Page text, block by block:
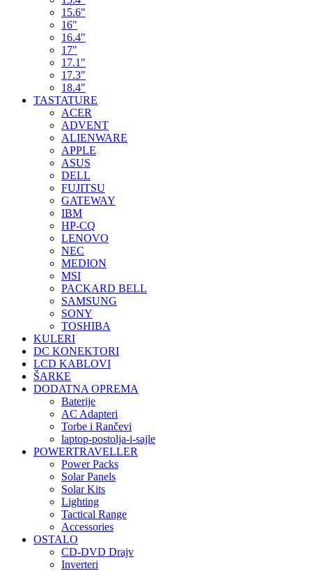
15.6"
16"
16.4"
17"
17.1"
17.3"
18.4"
TASTATURE
ACER
ADVENT
ALIENWARE
APPLE
ASUS
DELL
FUJITSU
GATEWAY
IBM
HP-CQ
LENOVO
NEC
MEDION
MSI
PACKARD BELL
SAMSUNG
SONY
TOSHIBA
KULERI
DC KONEKTORI
LCD KABLOVI
ŠARKE
DODATNA OPREMA
Baterije
AC Adapteri
Torbe i Rančevi
laptop-postolja-i-sajle
POWERTRAVELLER
Power Packs
Solar Panels
Solar Kits
Lighting
Tactical Range
Accessories
OSTALO
CD-DVD Drajv
Inverteri